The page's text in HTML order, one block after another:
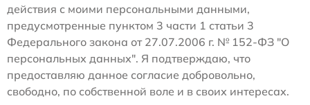
действия с моими персональными данными,
предусмотренные пунктом 3 части 1 статьи 3
Федерального закона от 27.07.2006 г. № 152-ФЗ "О
персональных данных". Я подтверждаю, что
предоставляю данное согласие добровольно,
свободно, по собственной воле и в своих интересах.